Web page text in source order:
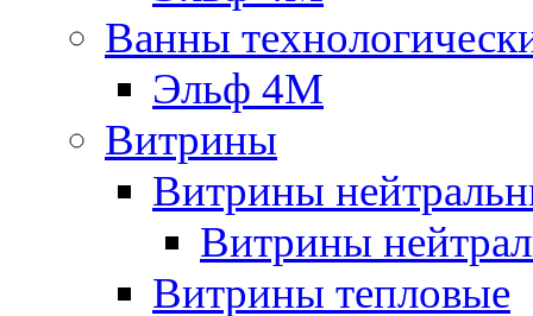
Ванны
Эльф 4М
Витрины
Витрины
Витрины
Витрины тепловые